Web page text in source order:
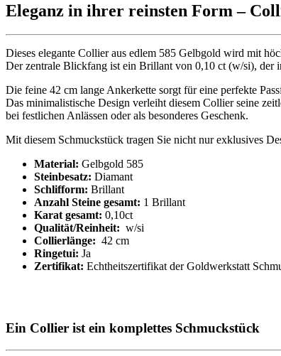
Eleganz in ihrer reinsten Form –
Dieses elegante Collier aus edlem 585 Gelbgold wird mit
Der zentrale Blickfang ist ein Brillant von 0,10 ct (w/si), der
Die feine 42 cm lange Ankerkette sorgt für eine perfekte
Das minimalistische Design verleiht diesem Collier seine
bei festlichen Anlässen oder als besonderes Geschenk.
Mit diesem Schmuckstück tragen Sie nicht nur exklusives
Material: Gelbgold 585
Steinbesatz: Diamant
Schlifform: Brillant
Anzahl Steine gesamt: 1 Brillant
Karat gesamt: 0,10ct
Qualität/Reinheit: w/si
Collierlänge: 42 cm
Ringetui: Ja
Zertifikat: Echtheitszertifikat der Goldwerkstatt
Ein Collier ist ein komplettes Schmuckstück